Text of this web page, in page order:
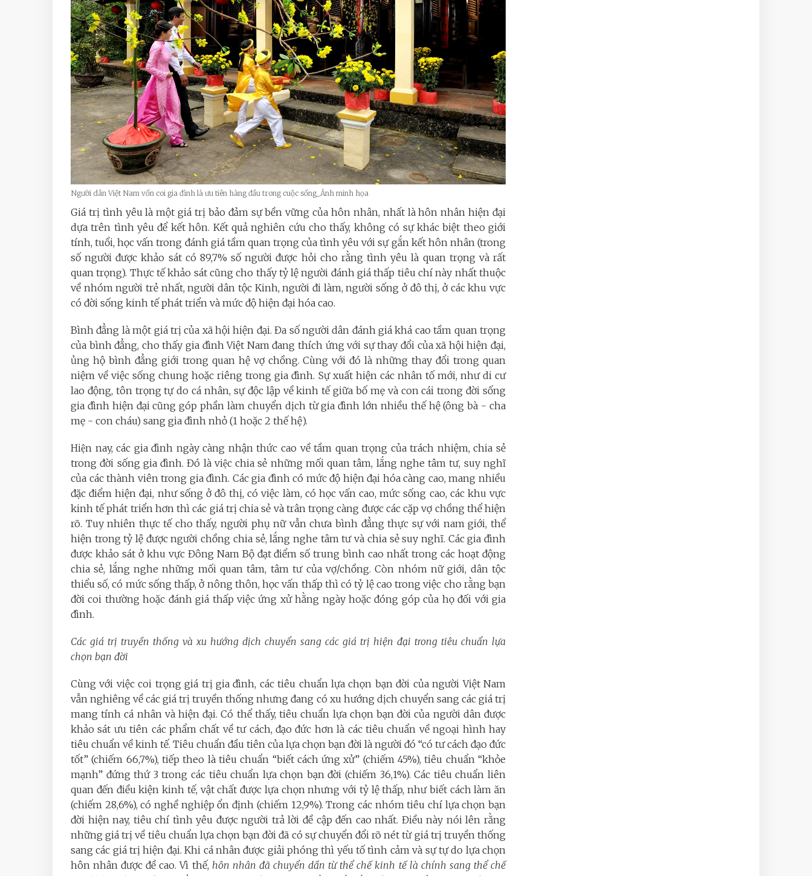
Người dân Việt Nam vốn coi gia đình là ưu tiên hàng đầu trong cuộc sống_Ảnh minh họa
Giá trị tình yêu là một giá trị bảo đảm sự bền vững của hôn nhân, nhất là hôn nhân hiện đại
dựa trên tình yêu để kết hôn. Kết quả nghiên cứu cho thấy, không có sự khác biệt theo giới
tính, tuổi, học vấn trong đánh giá tầm quan trọng của tình yêu với sự gắn kết hôn nhân (trong
số người được khảo sát có 89,7% số người được hỏi cho rằng tình yêu là quan trọng và rất
quan trọng). Thực tế khảo sát cũng cho thấy tỷ lệ người đánh giá thấp tiêu chí này nhất thuộc
về nhóm người trẻ nhất, người dân tộc Kinh, người đi làm, người sống ở đô thị, ở các khu vực
có đời sống kinh tế phát triển và mức độ hiện đại hóa cao.
Bình đẳng là một giá trị của xã hội hiện đại. Đa số người dân đánh giá khá cao tầm quan trọng
của bình đẳng, cho thấy gia đình Việt Nam đang thích ứng với sự thay đổi của xã hội hiện đại,
ủng hộ bình đẳng giới trong quan hệ vợ chồng. Cùng với đó là những thay đổi trong quan
niệm về việc sống chung hoặc riêng trong gia đình. Sự xuất hiện các nhân tố mới, như di cư
lao động, tôn trọng tự do cá nhân, sự độc lập về kinh tế giữa bố mẹ và con cái trong đời sống
gia đình hiện đại cũng góp phần làm chuyển dịch từ gia đình lớn nhiều thế hệ (ông bà - cha
mẹ - con cháu) sang gia đình nhỏ (1 hoặc 2 thế hệ).
Hiện nay, các gia đình ngày càng nhận thức cao về tầm quan trọng của trách nhiệm, chia sẻ
trong đời sống gia đình. Đó là việc chia sẻ những mối quan tâm, lắng nghe tâm tư, suy nghĩ
của các thành viên trong gia đình. Các gia đình có mức độ hiện đại hóa càng cao, mang nhiều
đặc điểm hiện đại, như sống ở đô thị, có việc làm, có học vấn cao, mức sống cao, các khu vực
kinh tế phát triển hơn thì các giá trị chia sẻ và trân trọng càng được các cặp vợ chồng thể hiện
rõ. Tuy nhiên thực tế cho thấy, người phụ nữ vẫn chưa bình đẳng thực sự với nam giới, thể
hiện trong tỷ lệ được người chồng chia sẻ, lắng nghe tâm tư và chia sẻ suy nghĩ. Các gia đình
được khảo sát ở khu vực Đông Nam Bộ đạt điểm số trung bình cao nhất trong các hoạt động
chia sẻ, lắng nghe những mối quan tâm, tâm tư của vợ/chồng. Còn nhóm nữ giới, dân tộc
thiểu số, có mức sống thấp, ở nông thôn, học vấn thấp thì có tỷ lệ cao trong việc cho rằng bạn
đời coi thường hoặc đánh giá thấp việc ứng xử hằng ngày hoặc đóng góp của họ đối với gia
đình.
Các giá trị truyền thống và xu hướng dịch chuyển sang các giá trị hiện đại trong tiêu chuẩn lựa
chọn bạn đời
Cùng với việc coi trọng giá trị gia đình, các tiêu chuẩn lựa chọn bạn đời của người Việt Nam
vẫn nghiêng về các giá trị truyền thống nhưng đang có xu hướng dịch chuyển sang các giá trị
mang tính cá nhân và hiện đại. Có thể thấy, tiêu chuẩn lựa chọn bạn đời của người dân được
khảo sát ưu tiên các phẩm chất về tư cách, đạo đức hơn là các tiêu chuẩn về ngoại hình hay
tiêu chuẩn về kinh tế. Tiêu chuẩn đầu tiên của lựa chọn bạn đời là người đó “có tư cách đạo đức
tốt” (chiếm 66,7%), tiếp theo là tiêu chuẩn “biết cách ứng xử” (chiếm 45%), tiêu chuẩn “khỏe
mạnh” đứng thứ 3 trong các tiêu chuẩn lựa chọn bạn đời (chiếm 36,1%). Các tiêu chuẩn liên
quan đến điều kiện kinh tế, vật chất được lựa chọn nhưng với tỷ lệ thấp, như biết cách làm ăn
(chiếm 28,6%), có nghề nghiệp ổn định (chiếm 12,9%).Trong các nhóm tiêu chí lựa chọn bạn
đời hiện nay, tiêu chí tình yêu được người trả lời đề cập đến cao nhất. Điều này nói lên rằng
những giá trị về tiêu chuẩn lựa chọn bạn đời đã có sự chuyển đổi rõ nét từ giá trị truyền thống
sang các giá trị hiện đại. Khi cá nhân được giải phóng thì yếu tố tình cảm và sự tự do lựa chọn
hôn nhân được đề cao. Vì thế, hôn nhân đã chuyển dần từ thể chế kinh tế là chính sang thể chế